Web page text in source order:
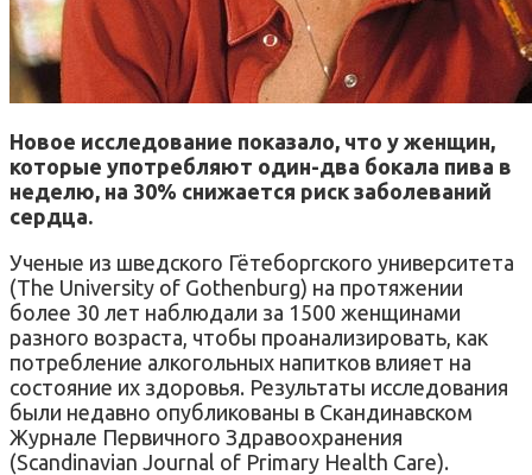
Новое исследование показало, что у женщин,
которые употребляют один-два бокала пива в
неделю, на 30% снижается риск заболеваний
сердца.
Ученые из шведского Гётеборгского университета
(The University of Gothenburg) на протяжении
более 30 лет наблюдали за 1500 женщинами
разного возраста, чтобы проанализировать, как
потребление алкогольных напитков влияет на
состояние их здоровья. Результаты исследования
были недавно опубликованы в Скандинавском
Журнале Первичного Здравоохранения
(Scandinavian Journal of Primary Health Care).